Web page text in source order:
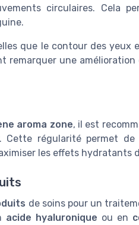
circulaires. Cela
que le contour des yeux
remarquer une
aroma zone, il est
régularité permet de
les effets hydratants
de soins pour un
acide hyaluronique ou en